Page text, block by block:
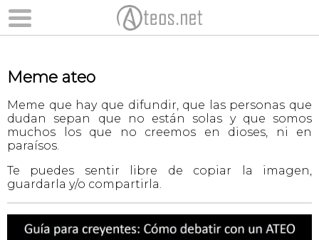
Meme ateo
Meme que hay que difundir, que las personas que
dudan sepan que no están solas y que somos
muchos los que no creemos en dioses, ni en
paraísos.
Te puedes sentir libre de copiar la imagen,
guardarla y/o compartirla.